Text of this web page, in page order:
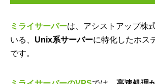
ミライサーバーは、アシストアップ株
いる、 Unix系サーバーに特化したホス
です。